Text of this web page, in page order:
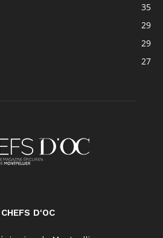
35
29
29
27
CHEFS D'OC